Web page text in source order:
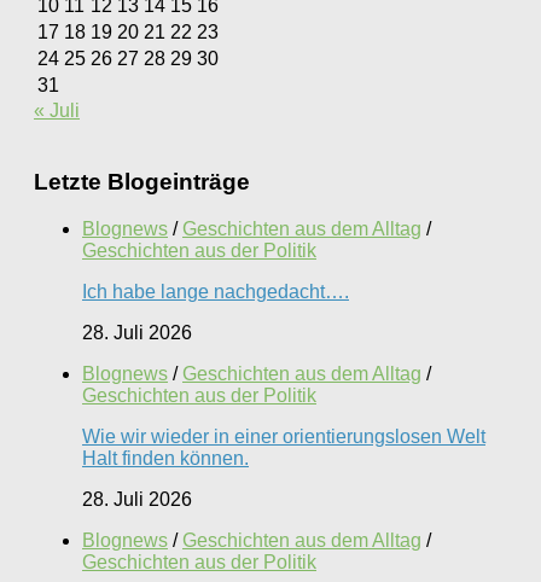
10 11 12 13 14 15 16
17 18 19 20 21 22 23
24 25 26 27 28 29 30
31
« Juli
Letzte Blogeinträge
Blognews / Geschichten aus dem Alltag /
Geschichten aus der Politik
Ich habe lange nachgedacht….
28. Juli 2026
Blognews / Geschichten aus dem Alltag /
Geschichten aus der Politik
Wie wir wieder in einer orientierungslosen Welt
Halt finden können.
28. Juli 2026
Blognews / Geschichten aus dem Alltag /
Geschichten aus der Politik